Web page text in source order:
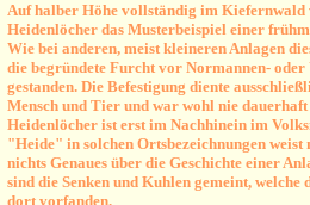
Auf halber Höhe vollständig im Kiefernwald
Heidenlöcher das Musterbeispiel einer
Wie bei anderen, meist kleineren Anlagen
die begründete Furcht vor Normannen-
gestanden. Die Befestigung diente
Mensch und Tier und war wohl nie
Heidenlöcher ist erst im Nachhinein im
"Heide" in solchen Ortsbezeichnungen weist
nichts Genaues über die Geschichte einer
sind die Senken und Kuhlen gemeint,
dort vorfanden.